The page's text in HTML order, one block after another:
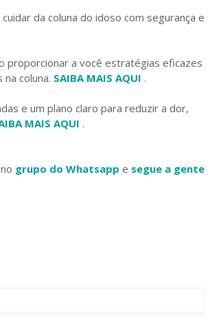
da coluna do idoso com segurança e
proporcionar a você estratégias eficazes
coluna. SAIBA MAIS AQUI .
e um plano claro para reduzir a dor,
MAIS AQUI .
grupo do Whatsapp e segue a gente